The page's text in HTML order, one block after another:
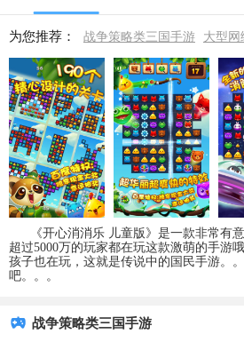
为您推荐： 战争策略类三国手游 大型网
《开心消消乐 儿童版》是一款非常有意
超过5000万的玩家都在玩这款激萌的手游
孩子也在玩，这就是传说中的国民手游。
吧。。。
战争策略类三国手游